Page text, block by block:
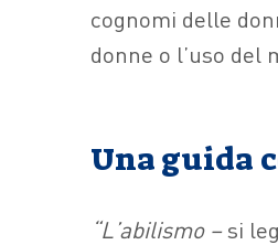
cognomi delle
donne o l’uso
Una guida
“L’abilismo –si